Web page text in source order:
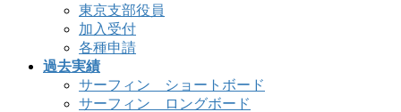
東京支部役員
加入受付
各種申請
過去実績
サーフィン ショートボード
サーフィン ロングボード